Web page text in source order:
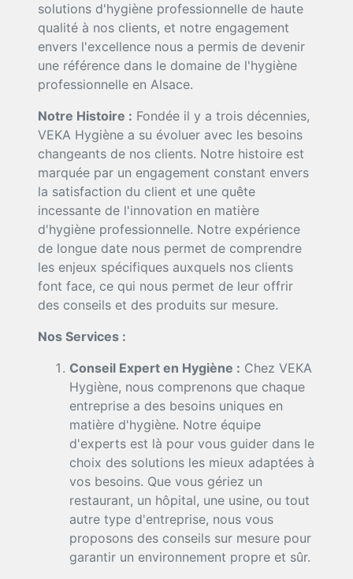
solutions d'hygiène professionnelle de haute
qualité à nos clients, et notre engagement
envers l'excellence nous a permis de devenir
une référence dans le domaine de l'hygiène
professionnelle en Alsace.
Notre Histoire : Fondée il y a trois décennies,
VEKA Hygiène a su évoluer avec les besoins
changeants de nos clients. Notre histoire est
marquée par un engagement constant envers
la satisfaction du client et une quête
incessante de l'innovation en matière
d'hygiène professionnelle. Notre expérience
de longue date nous permet de comprendre
les enjeux spécifiques auxquels nos clients
font face, ce qui nous permet de leur offrir
des conseils et des produits sur mesure.
Nos Services :
Conseil Expert en Hygiène : Chez VEKA
Hygiène, nous comprenons que chaque
entreprise a des besoins uniques en
matière d'hygiène. Notre équipe
d'experts est là pour vous guider dans le
choix des solutions les mieux adaptées à
vos besoins. Que vous gériez un
restaurant, un hôpital, une usine, ou tout
autre type d'entreprise, nous vous
proposons des conseils sur mesure pour
garantir un environnement propre et sûr.